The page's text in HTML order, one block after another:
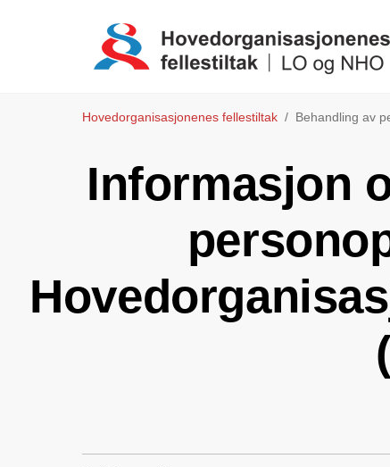
Hovedorganisasjonenes fellestiltak Behandling av
Informasjon